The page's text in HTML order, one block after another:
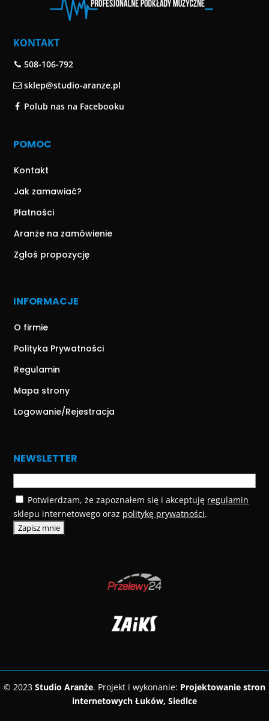
KONTAKT
508-106-792
sklep@studio-aranze.pl
Polub nas na Facebooku
POMOC
Kontakt
Jak zamawiać?
Płatności
Aranże na zamówienie
Zgłoś propozycję
INFORMACJE
O firmie
Polityka Prywatności
Regulamin
Mapa strony
Logowanie/Rejestracja
NEWSLETTER
Potwierdzam, że zapoznałem się i akceptuję regulamin
sklepu internetowego oraz politykę prywatności.
© 2023 Studio Aranże. Projekt i wykonanie: Projektowanie stron
internetowych Łuków, Siedlce